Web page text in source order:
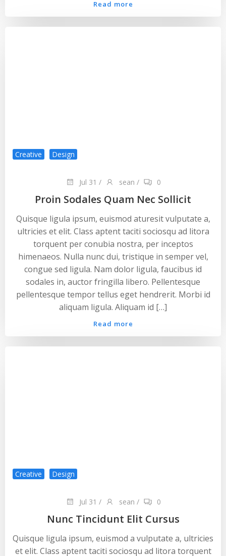
Read more
Creative Design
Jul 31 / sean / 0
Proin Sodales Quam Nec Sollicit
Quisque ligula ipsum, euismod aturesit vulputate a,
ultricies et elit. Class aptent taciti sociosqu ad litora
torquent per conubia nostra, per inceptos
himenaeos. Nulla nunc dui, tristique in semper vel,
congue sed ligula. Nam dolor ligula, faucibus id
sodales in, auctor fringilla libero. Pellentesque
pellentesque tempor tellus eget hendrerit. Morbi id
aliquam ligula. Aliquam id […]
Read more
Creative Design
Jul 31 / sean / 0
Nunc Tincidunt Elit Cursus
Quisque ligula ipsum, euismod a vulputate a, ultricies
et elit. Class aptent taciti sociosqu ad litora torquent